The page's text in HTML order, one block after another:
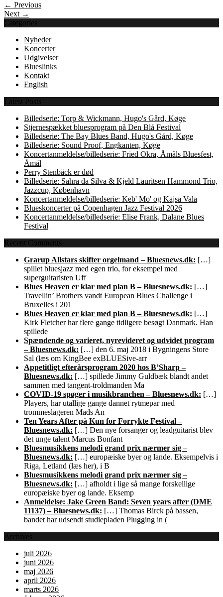
← Previous
Next →
Categories
Nyheder
Koncerter
Udgivelser
Blueslinks
Kontakt
English
Latest Posts
Billedserie: Torp & Wickmann, Hugo's Gård, Køge
Stjernespækket bluesprogram på Den Blå Festival
Billedserie: The Bay Blues Band, Hugo's Gård, Køge
Billedserie: Sound Proof, Engkanten, Køge
Koncertanmeldelse/billedserie: Fried Okra, Åmåls Bluesfest,
Åmål
Perry Stenbäck er død
Billedserie: Sahra da Silva & Kjeld Lauritsen Hammond Trio,
Jazzcup, København
Koncertanmeldelse/billedserie: Keb' Mo' og Kajsa Vala
Blueskoncerter på Copenhagen Jazz Festival 2026
Koncertanmeldelse/billedserie: Elise Frank, Dalane Blues
Festival
Recent Comments
Grarup Allstars skifter orgelmand – Bluesnews.dk: […]
spillet bluesjazz med egen trio, for eksempel med
superguitaristen Uff
Blues Heaven er klar med plan B – Bluesnews.dk: […]
Travellin’ Brothers vandt European Blues Challenge i
Bruxelles i 201
Blues Heaven er klar med plan B – Bluesnews.dk: […]
Kirk Fletcher har flere gange tidligere besøgt Danmark. Han
spillede
Spændende og varieret, nyrevideret og udvidet program
– Bluesnews.dk: […] den 6. maj 2018 i Bygningens Store
Sal (læs om KingBee exBLUESive-arr
Appetitligt efterårsprogram 2020 hos B’Sharp –
Bluesnews.dk: […] spillede Jimmy Guldbæk blandt andet
sammen med tangent-troldmanden Ma
COVID-19 spøger i musikbranchen – Bluesnews.dk: […]
Players, har utallige gange dannet rytmepar med
trommeslageren Mads An
Ten Years After på Kun for Forrykte Festival –
Bluesnews.dk: […] Den nye forsanger og leadguitarist blev
det unge talent Marcus Bonfant
Bluesmusikkens melodi grand prix nærmer sig –
Bluesnews.dk: […] europæiske byer og lande. Eksempelvis i
Riga, Letland (læs her), i B
Bluesmusikkens melodi grand prix nærmer sig –
Bluesnews.dk: […] afholdt i lige så mange forskellige
europæiske byer og lande. Eksemp
Anmeldelse: Jake Green Band: Seven years after (DME
11137) – Bluesnews.dk: […] Thomas Birck på bassen,
bandet har udsendt studiepladen Plugging in (
Archives
juli 2026
juni 2026
maj 2026
april 2026
marts 2026